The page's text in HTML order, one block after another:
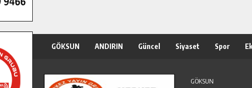
GÖKSUN ANDIRIN Güncel Siyaset Spor
GÖKSUN